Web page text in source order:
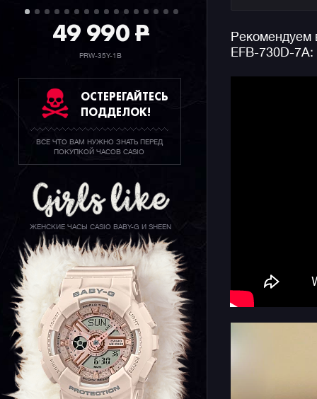
49 990P
PRW-35Y-1B
ОСТЕРЕГАЙТЕСЬ
ПОДДЕЛОК!
ВСЕ ЧТО ВАМ НУЖНО ЗНАТЬ ПЕРЕД
ПОКУПКОЙ ЧАСОВ CASIO
ЖЕНСКИЕ ЧАСЫ CASIO BABY-G И SHEEN
делает
числа
Рекомендуем
EFB-730D-7A: